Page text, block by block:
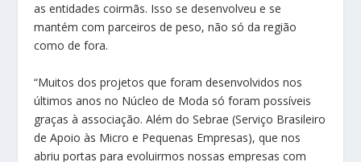
as entidades coirmãs. Isso se desenvolveu e se
mantém com parceiros de peso, não só da região
como de fora.
“Muitos dos projetos que foram desenvolvidos nos
últimos anos no Núcleo de Moda só foram possíveis
graças à associação. Além do Sebrae (Serviço Brasileiro
de Apoio às Micro e Pequenas Empresas), que nos
abriu portas para evoluirmos nossas empresas com